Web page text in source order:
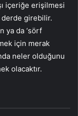
içeriğe erişilmesi
derde girebilir.
ya da ‘sörf
için merak
neler olduğunu
olacaktır.